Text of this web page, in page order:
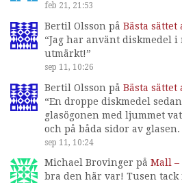
feb 21, 21:53
Bertil Olsson på Bästa sättet
“Jag har använt diskmedel i
utmärkt!”
sep 11, 10:26
Bertil Olsson på Bästa sättet
“En droppe diskmedel
glasögonen med ljummet
och på båda sidor av
sep 11, 10:24
Michael Brovinger på Mall –
bra den här var! Tusen